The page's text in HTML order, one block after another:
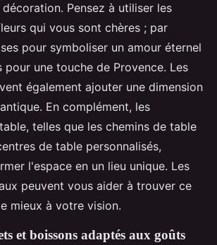
Pensez à utiliser les
qui vous sont chères ; par
pour symboliser un amour éternel
pour une touche de Provence. Les
également ajouter une dimension
En complément, les
telles que les chemins de table
de table personnalisés,
l'espace en un lieu unique. Les
peuvent vous aider à trouver ce
mieux à votre vision.
et boissons adaptés aux goûts